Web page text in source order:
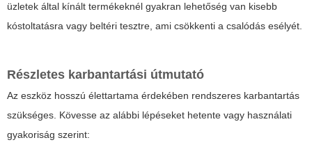
üzletek által kínált termékeknél gyakran lehetőség van kisebb
kóstoltatásra vagy beltéri tesztre, ami csökkenti a csalódás esélyét.
Részletes karbantartási útmutató
Az eszköz hosszú élettartama érdekében rendszeres karbantartás
szükséges. Kövesse az alábbi lépéseket hetente vagy használati
gyakoriság szerint: